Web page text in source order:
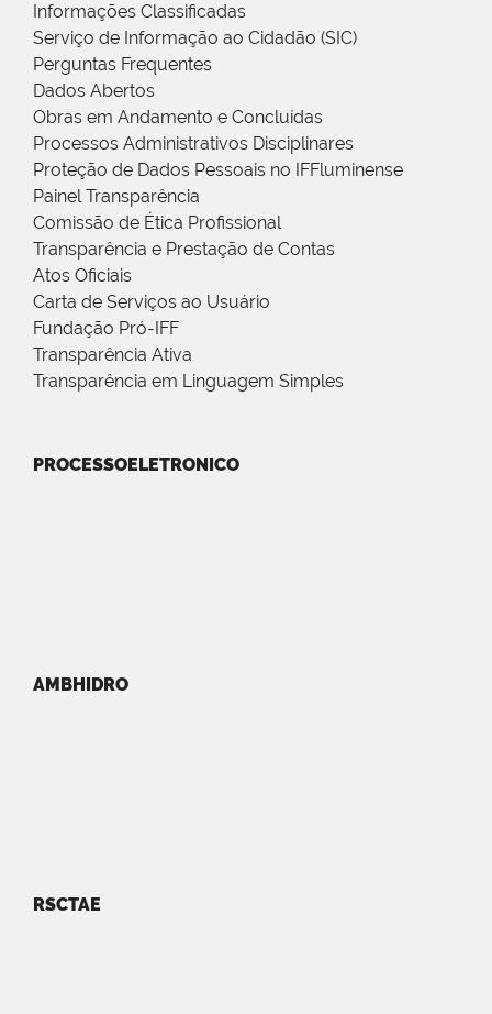
Informações Classificadas
Serviço de Informação ao Cidadão (SIC)
Perguntas Frequentes
Dados Abertos
Obras em Andamento e Concluídas
Processos Administrativos Disciplinares
Proteção de Dados Pessoais no IFFluminense
Painel Transparência
Comissão de Ética Profissional
Transparência e Prestação de Contas
Atos Oficiais
Carta de Serviços ao Usuário
Fundação Pró-IFF
Transparência Ativa
Transparência em Linguagem Simples
PROCESSOELETRONICO
AMBHIDRO
RSCTAE